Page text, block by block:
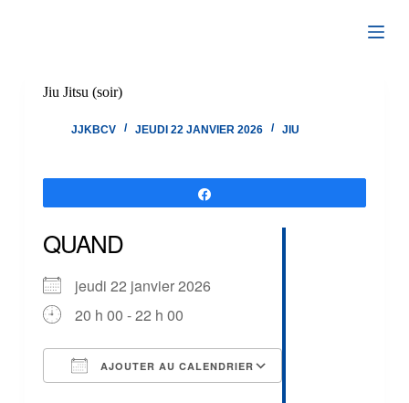
Jiu Jitsu (soir)
JJKBCV JEUDI 22 JANVIER 2026 JIU
QUAND
jeudi 22 janvier 2026
20 h 00 - 22 h 00
AJOUTER AU CALENDRIER